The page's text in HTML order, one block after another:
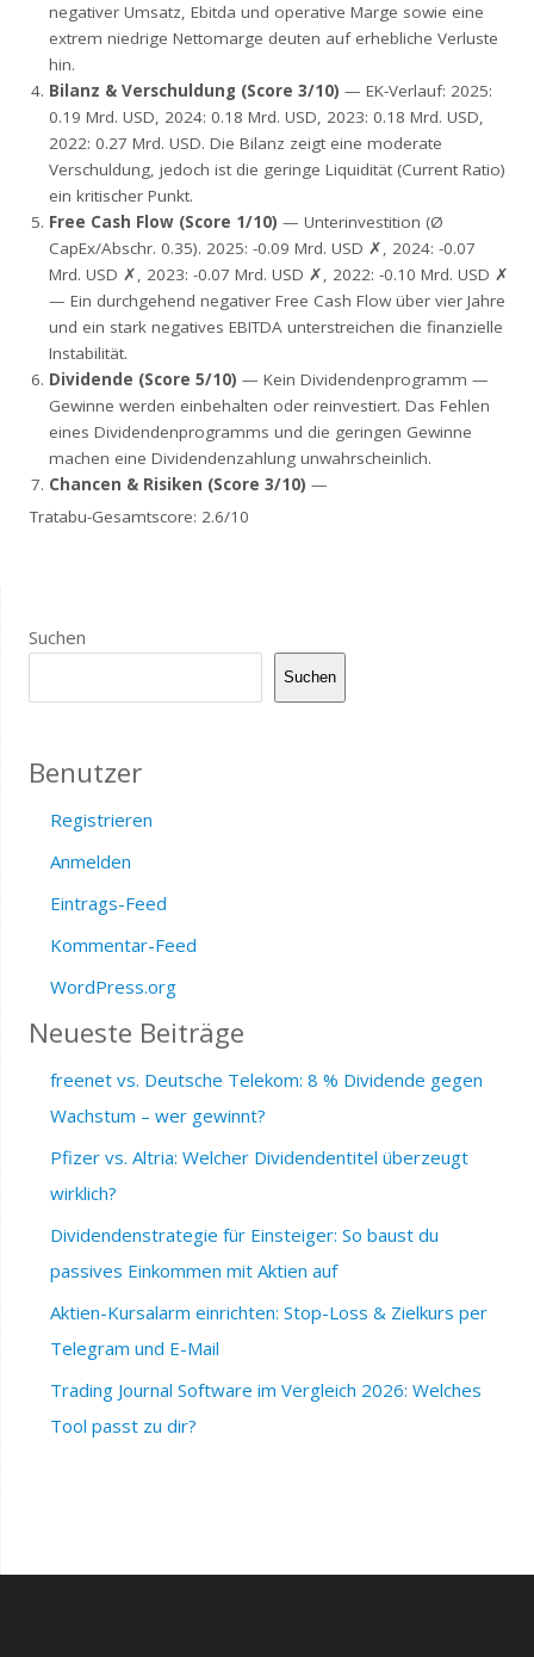
negativer Umsatz, Ebitda und operative Marge sowie eine
extrem niedrige Nettomarge deuten auf erhebliche Verluste
hin.
Bilanz & Verschuldung (Score 3/10) — EK-Verlauf: 2025:
0.19 Mrd. USD, 2024: 0.18 Mrd. USD, 2023: 0.18 Mrd. USD,
2022: 0.27 Mrd. USD. Die Bilanz zeigt eine moderate
Verschuldung, jedoch ist die geringe Liquidität (Current Ratio)
ein kritischer Punkt.
Free Cash Flow (Score 1/10) — Unterinvestition (Ø
CapEx/Abschr. 0.35). 2025: -0.09 Mrd. USD ✗, 2024: -0.07
Mrd. USD ✗, 2023: -0.07 Mrd. USD ✗, 2022: -0.10 Mrd. USD ✗
— Ein durchgehend negativer Free Cash Flow über vier Jahre
und ein stark negatives EBITDA unterstreichen die finanzielle
Instabilität.
Dividende (Score 5/10) — Kein Dividendenprogramm —
Gewinne werden einbehalten oder reinvestiert. Das Fehlen
eines Dividendenprogramms und die geringen Gewinne
machen eine Dividendenzahlung unwahrscheinlich.
Chancen & Risiken (Score 3/10) —
Tratabu-Gesamtscore: 2.6/10
Suchen
Suchen
Benutzer
Registrieren
Anmelden
Eintrags-Feed
Kommentar-Feed
WordPress.org
Neueste Beiträge
freenet vs. Deutsche Telekom: 8 % Dividende gegen
Wachstum – wer gewinnt?
Pfizer vs. Altria: Welcher Dividendentitel überzeugt
wirklich?
Dividendenstrategie für Einsteiger: So baust du
passives Einkommen mit Aktien auf
Aktien-Kursalarm einrichten: Stop-Loss & Zielkurs per
Telegram und E-Mail
Trading Journal Software im Vergleich 2026: Welches
Tool passt zu dir?